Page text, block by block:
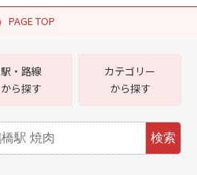
PAGE TOP
駅・路線
から探す
カテゴリー
から探す
検索